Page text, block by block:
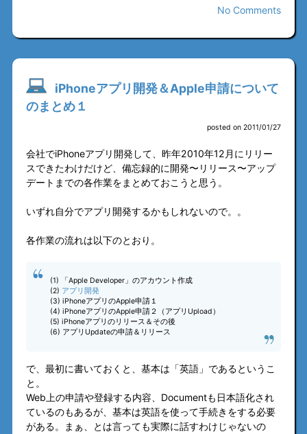
No Comments
iPhoneアプリ開発＆Apple申請について
のまとめ１
posted on 2011/01/27
会社でiPhoneアプリ開発して、昨年2010年12月にリリー
スできたわけだけど、備忘録的に開発〜リリース〜アップ
デートまでの各作業をまとめておこうと思う。
いずれ自分でアプリ開発するかもしれないので。。
各作業の流れは以下のとおり。
(1) 「Apple Developer」のアカウント作成
(2) アプリ開発
(3) iPhoneアプリのApple申請１
(4) iPhoneアプリのApple申請２（アプリUpload）
(5) iPhoneアプリのリリース＆その後
(6) アプリUpdateの申請＆リリース
で、最初に書いておくと、基本は「英語」であるというこ
と。
Web上の申請や登録する内容、Documentも日本語化され
ているのもあるが、基本は英語を使って手続きをする必要
がある。まぁ、とは言っても実際に話すわけじゃないの